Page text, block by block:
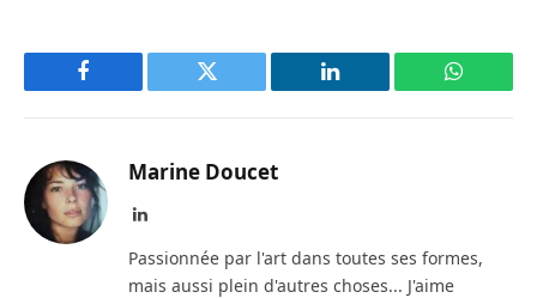
Facebook Twitter LinkedIn
Marine Doucet
LinkedIn
Passionnée par l'art dans toutes ses formes,
mais aussi plein d'autres choses... J'aime